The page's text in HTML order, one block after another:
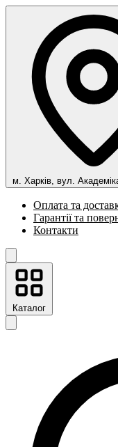
м. Харків, вул.
Оплата та
Гарантії та
Контакти
Каталог